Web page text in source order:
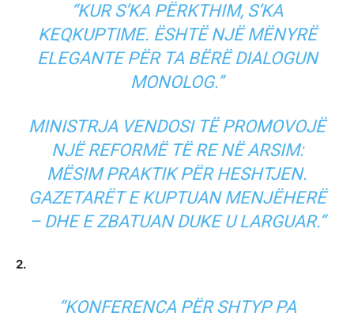
“KUR S’KA PËRKTHIM, S’KA
KEQKUPTIME. ËSHTË NJË MËNYRË
ELEGANTE PËR TA BËRË DIALOGUN
MONOLOG.”
MINISTRJA VENDOSI TË PROMOVOJË
NJË REFORMË TË RE NË ARSIM:
MËSIM PRAKTIK PËR HESHTJEN.
GAZETARËT E KUPTUAN MENJËHERË
– DHE E ZBATUAN DUKE U LARGUAR.”
2.
“KONFERENCA PËR SHTYP PA